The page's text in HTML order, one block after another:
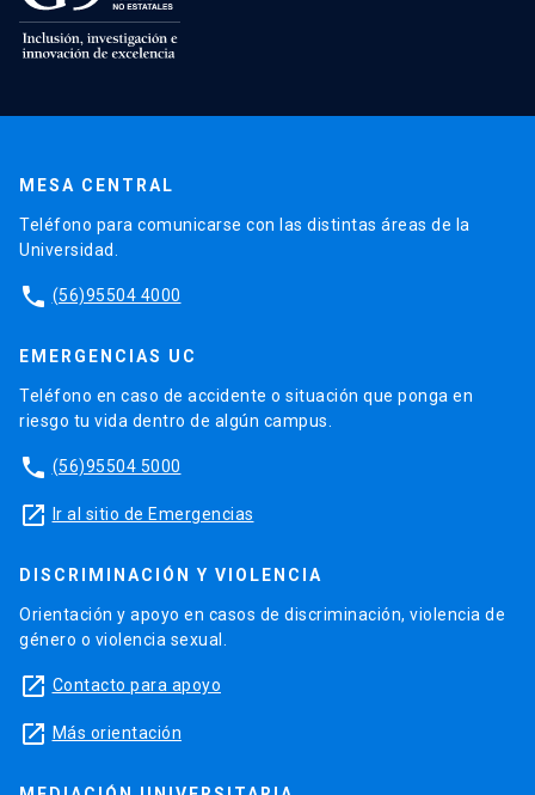
MESA CENTRAL
Teléfono para comunicarse con las distintas áreas de la
Universidad.
phone (56)95504 4000
EMERGENCIAS UC
Teléfono en caso de accidente o situación que ponga en
riesgo tu vida dentro de algún campus.
phone (56)95504 5000
launch Ir al sitio de Emergencias
DISCRIMINACIÓN Y VIOLENCIA
Orientación y apoyo en casos de discriminación, violencia de
género o violencia sexual.
launch Contacto para apoyo
launch Más orientación